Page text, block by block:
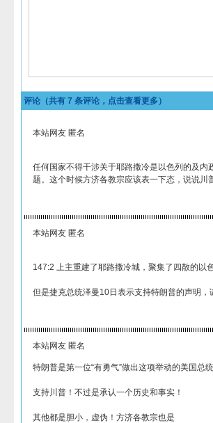
评论（共有 7 条评论，点击查看更多）
本站网友 匿名
任何国家不得干涉关于耶路撒冷是以色列的及
题。这个时候方济各教宗应该表一下态，说说
本站网友 匿名
147:2 上主重建了耶路撒冷城，聚集了四散的以色
但是捷克总统泽曼10日表示支持特朗普的声明
本站网友 匿名
特朗普是第一位“有勇气”做出这项举动的美国总
支持川普！不过是承认一个历史和事实！
其他都是胆小，虚伪！方济各教宗也是